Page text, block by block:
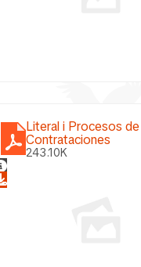
Literal i Procesos de
Contrataciones
243.10K